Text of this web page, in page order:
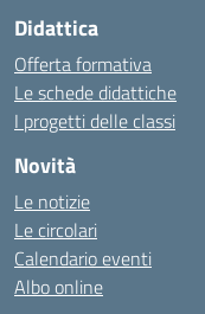
Didattica
Offerta formativa
Le schede didattiche
I progetti delle classi
Novità
Le notizie
Le circolari
Calendario eventi
Albo online